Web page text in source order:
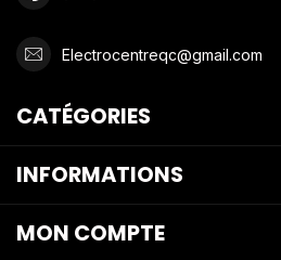
Electrocentreqc@gmail.com
CATÉGORIES
INFORMATIONS
MON COMPTE